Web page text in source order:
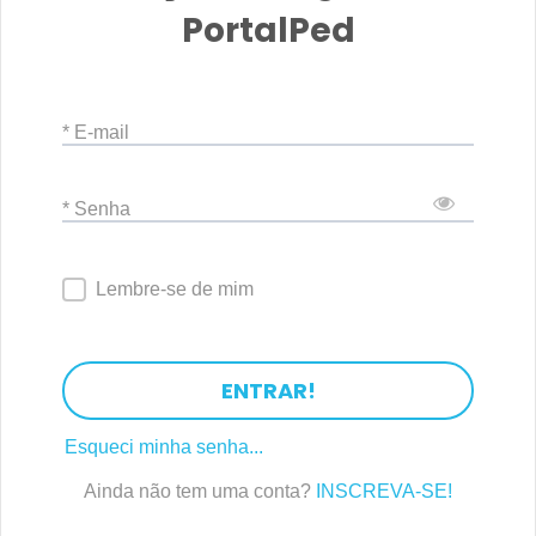
ainda mais o patrimônio. E quem sabe onde isto poderá
conter produtos de renda fixa e produtos de renda variável
darão segurança e liquidez para a carteira, embora a
segurança seja baixa (ver figura).
Neste capítulo, vocês aprenderão os fundamentos do
mercado de renda fixa e como escolher os melhores
produtos para compor a carteira.
PortalPed
* E-mail
* Senha
Lembre-se de mim
ENTRAR!
Esqueci minha senha...
Ainda não tem uma conta? INSCREVA-SE!